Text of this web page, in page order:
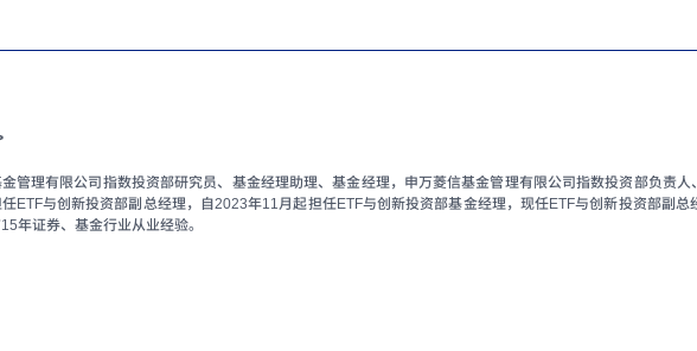
管理有限公司指数投资部研究员、基金经理助理、基金经理，申万菱信基金管理有限公司指数投资部负责人
ETF与创新投资部副总经理，自2023年11月起担任ETF与创新投资部基金经理，现任ETF与创新投资部副总
年证券、基金行业从业经验。